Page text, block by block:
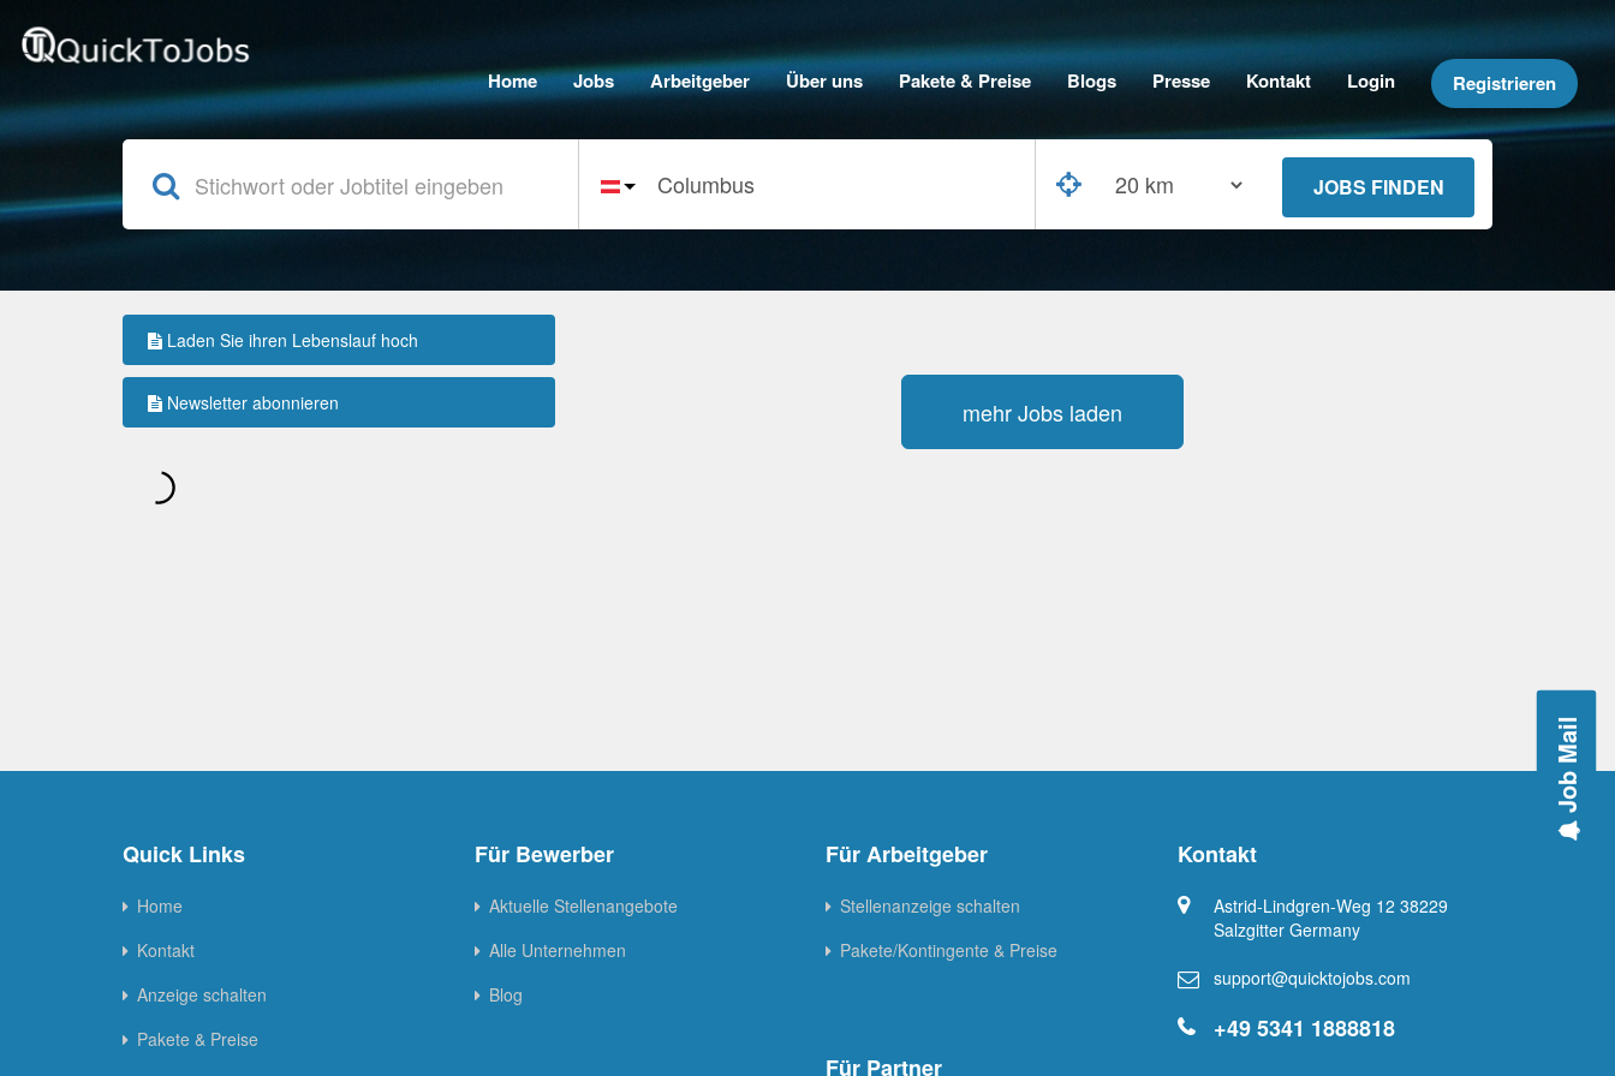
Home Jobs Arbeitgeber Über uns Pakete & Preise Blogs Presse Kontakt Login Registrieren
Job Mail
Laden Sie ihren Lebenslauf hoch
Newsletter abonnieren mehr Jobs laden
Quick Links
Home
Kontakt
Anzeige schalten
Pakete & Preise
Für Bewerber
Aktuelle Stellenangebote
Alle Unternehmen
Blog
Für Arbeitgeber
Stellenanzeige schalten
Pakete/Kontingente & Preise
Für Partner
Kontakt
Astrid-Lindgren-Weg 12 38229
Salzgitter Germany
support@quicktojobs.com
+49 5341 1888818